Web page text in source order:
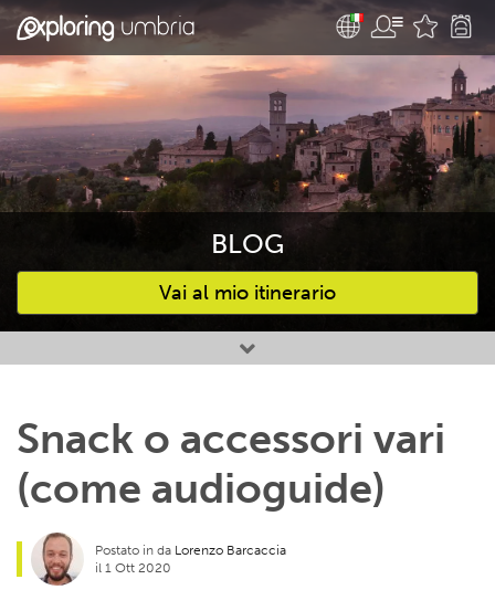
BLOG
Vai al mio itinerario
Attività preferite
Snack o accessori vari
(come audioguide)
Postato in da Lorenzo Barcaccia
il 1 Ott 2020